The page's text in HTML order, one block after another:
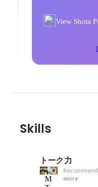
View Shota
Skills
トーク力
more